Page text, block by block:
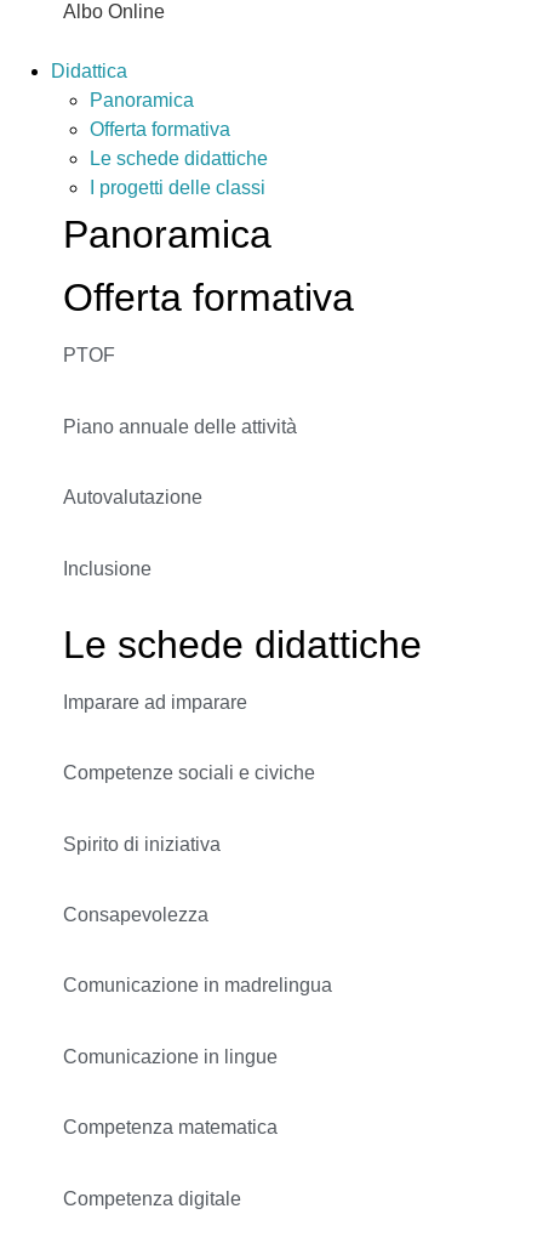
Albo Online
Didattica
Panoramica
Offerta formativa
Le schede didattiche
I progetti delle classi
Panoramica
Offerta formativa
PTOF
Piano annuale delle attività
Autovalutazione
Inclusione
Le schede didattiche
Imparare ad imparare
Competenze sociali e civiche
Spirito di iniziativa
Consapevolezza
Comunicazione in madrelingua
Comunicazione in lingue
Competenza matematica
Competenza digitale